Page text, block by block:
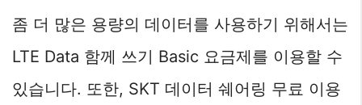
좀 더 많은 용량의 데이터를 사용하기 위해서는
LTE Data 함께 쓰기 Basic 요금제를 이용할 수
있습니다. 또한, SKT 데이터 쉐어링 무료 이용